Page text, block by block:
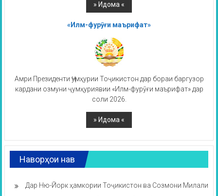
«Илм-фурӯғи маърифат»
Амри Президенти Ҷумҳурии Тоҷикистон дар бораи баргузор
кардани озмуни ҷумҳуриявии «Илм-фурӯғи маърифат» дар
соли 2026.
Наворҳои нав
Дар Ню-Йорк ҳамкории Тоҷикистон ва Созмони Милали